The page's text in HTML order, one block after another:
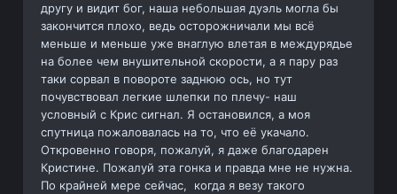
другу и видит бог, наша небольшая дуэль могла бы
закончится плохо, ведь осторожничали мы всё
меньше и меньше уже внаглую влетая в междурядье
на более чем внушительной скорости, а я пару раз
таки сорвал в повороте заднюю ось, но тут
почувствовал легкие шлепки по плечу- наш
условный с Крис сигнал. Я остановился, а моя
спутница пожаловалась на то, что её укачало.
Откровенно говоря, пожалуй, я даже благодарен
Кристине. Пожалуй эта гонка и правда мне не нужна.
По крайней мере сейчас, когда я везу такого